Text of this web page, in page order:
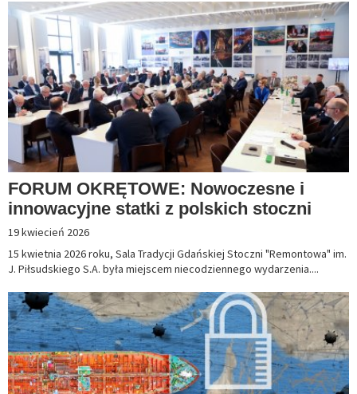
FORUM OKRĘTOWE: Nowoczesne i
innowacyjne statki z polskich stoczni
19 kwiecień 2026
15 kwietnia 2026 roku, Sala Tradycji Gdańskiej Stoczni "Remontowa" im.
J. Piłsudskiego S.A. była miejscem niecodziennego wydarzenia....